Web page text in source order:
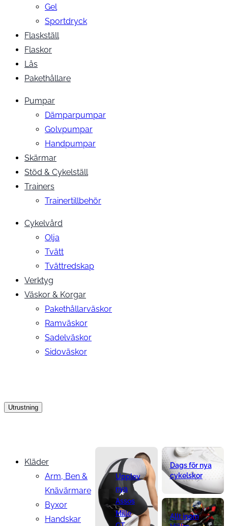
Gel
Sportdryck
Flaskställ
Flaskor
Lås
Pakethållare
Pumpar
Dämparpumpar
Golvpumpar
Handpumpar
Skärmar
Stöd & Cykelställ
Trainers
Trainertillbehör
Cykelvård
Olja
Tvätt
Tvättredskap
Verktyg
Väskor & Korgar
Pakethållarväskor
Ramväskor
Sadelväskor
Sidoväskor
Utrustning
Kläder
Arm, Ben &
Knävärmare
Byxor
Handskar
Upplev
nya
Assos
Mille
Dags för nya
cykelskor
Allt inom